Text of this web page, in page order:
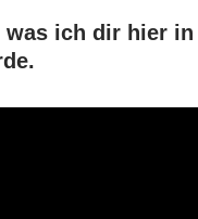
was ich dir hier in